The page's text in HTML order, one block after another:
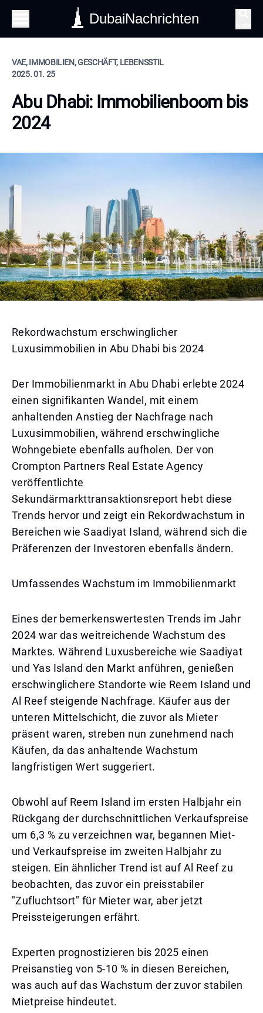
DubaiNachrichten
VAE, IMMOBILIEN, GESCHÄFT, LEBENSSTIL
2025. 01. 25
Abu Dhabi: Immobilienboom bis
2024
Rekordwachstum erschwinglicher
Luxusimmobilien in Abu Dhabi bis 2024
Der Immobilienmarkt in Abu Dhabi erlebte 2024
einen signifikanten Wandel, mit einem
anhaltenden Anstieg der Nachfrage nach
Luxusimmobilien, während erschwingliche
Wohngebiete ebenfalls aufholen. Der von
Crompton Partners Real Estate Agency
veröffentlichte
Sekundärmarkttransaktionsreport hebt diese
Trends hervor und zeigt ein Rekordwachstum in
Bereichen wie Saadiyat Island, während sich die
Präferenzen der Investoren ebenfalls ändern.
Umfassendes Wachstum im Immobilienmarkt
Eines der bemerkenswertesten Trends im Jahr
2024 war das weitreichende Wachstum des
Marktes. Während Luxusbereiche wie Saadiyat
und Yas Island den Markt anführen, genießen
erschwinglichere Standorte wie Reem Island und
Al Reef steigende Nachfrage. Käufer aus der
unteren Mittelschicht, die zuvor als Mieter
präsent waren, streben nun zunehmend nach
Käufen, da das anhaltende Wachstum
langfristigen Wert suggeriert.
Obwohl auf Reem Island im ersten Halbjahr ein
Rückgang der durchschnittlichen Verkaufspreise
um 6,3 % zu verzeichnen war, begannen Miet-
und Verkaufspreise im zweiten Halbjahr zu
steigen. Ein ähnlicher Trend ist auf Al Reef zu
beobachten, das zuvor ein preisstabiler
"Zufluchtsort" für Mieter war, aber jetzt
Preissteigerungen erfährt.
Experten prognostizieren bis 2025 einen
Preisanstieg von 5-10 % in diesen Bereichen,
was auch auf das Wachstum der zuvor stabilen
Mietpreise hindeutet.